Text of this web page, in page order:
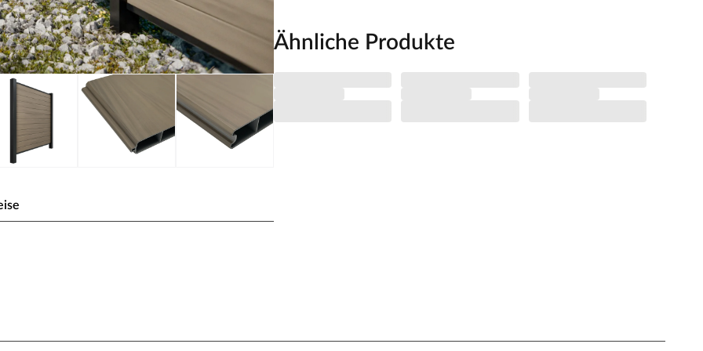
verfügt über 6 Lamellen und ist passend für
und der Holzstruktur-Oberfläche wirkt er
Ähnliche Produkte